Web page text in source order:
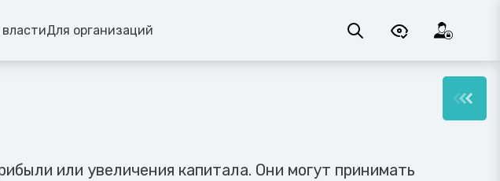
Для организаций
или увеличения капитала. Они могут принимать